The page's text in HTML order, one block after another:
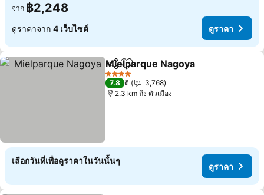
จาก ฿2,248
ดูราคาจาก 4 เว็บไซต์ ดูราคา
แชร์ เพิ่มในรายการโปรด
Mielparque Nagoya
4 ดาว
7.8 ดี
3,768
2.3 km ถึง ตัวเมือง
เลือกวันที่เพื่อดูราคาในวันนั้นๆ
ดูราคา